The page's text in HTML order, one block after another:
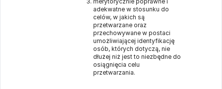
adekwatne w stosunku do
celów, w jakich są
przetwarzane oraz
przechowywane w postaci
umożliwiającej identyfikację
osób, których dotyczą, nie
dłużej niż jest to niezbędne do
osiągnięcia celu
przetwarzania.